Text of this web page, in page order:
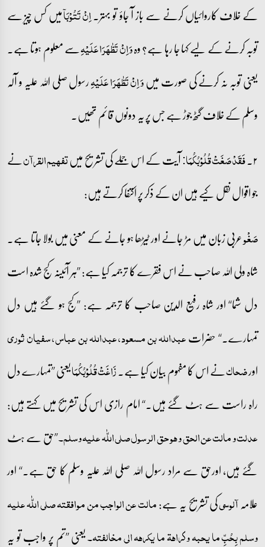
کے خلاف کاروائیاں کرنے سے باز آ جاؤ تو بہتر۔اِنۡ تَتُوۡبَاۤمیں کس چیز سے
توبہ کرنے کے لیے کہا جا رہا ہے؟ وہوَ اِنۡ تَظٰہَرَا عَلَیۡہِسے معلوم ہوتا ہے۔
یعنی توبہ نہ کرنے کی صورت میںوَ اِنۡ تَظٰہَرَا عَلَیۡہِرسول صلی اللہ علیہ و آلہ
وسلم کے خلاف گٹھ جوڑ ہے جس پر یہ دونوں قائم تھیں۔
۲۔ فَقَدۡ صَغَتۡ قُلُوۡبُکُمَا:آیت کے اس جملے کی تشریح میںتفہیم القرآننے
جو اقوال نقل کیے ہیں ان کے ذکر پر اکتفا کرتے ہیں:
صَغْوعربی زبان میں مڑ جانے اور ٹیڑھا ہو جانے کے معنی میں بولا جاتا ہے۔
شاہ ولی اللہ صاحب نے اس فقرے کا ترجمہ کیا ہے: ’’ہر آئینہ کج شدہ است
دل شما‘‘ اور شاہ رفیع الدین صاحب کا ترجمہ ہے: ’’کج ہو گئے ہیں دل
تمہارے۔‘‘ حضراتعبداللہ بن مسعود، عبداللہ بن عباس، سفیان ثوری
اورضحاکنے اس کا مفہوم بیان کیا ہے۔زَاغَتۡ قُلُوۡبُکُمَایعنی ’’تمہارے دل
راہ راست سے ہٹ گئے ہیں۔‘‘ امام رازی اس کی تشریح میں کہتے ہیں:
عدلت و مالت عن الحق و ھو حق الرسول صلی اللّٰہ علیہ وسلم۔’’حق سے ہٹ
گئے ہیں، اورحق سے مراد رسول اللہ صلی اللہ علیہ وسلم کا حق ہے۔‘‘ اور
علامہآلوسیکی تشریح یہ ہے:مالت عن الواجب من موافقتہ صلی اللّٰہ علیہ
وسلم بِحُبِّ ما یحبہ و کراھۃ ما یکرھہ الی مخالفتہ۔یعنی ’’تم پر واجب تو یہ